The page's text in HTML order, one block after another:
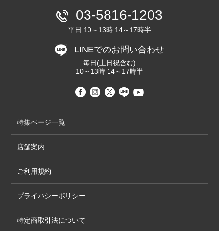
03-5816-1203
平日 10～13時 14～17時半
LINEでのお問い合わせ
毎日(土日祝含む)
10～13時 14～17時半
特集ページ一覧
店舗案内
ご利用規約
プライバシーポリシー
特定商取引法について